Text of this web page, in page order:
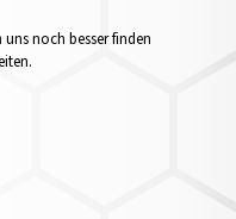
noch besser finden